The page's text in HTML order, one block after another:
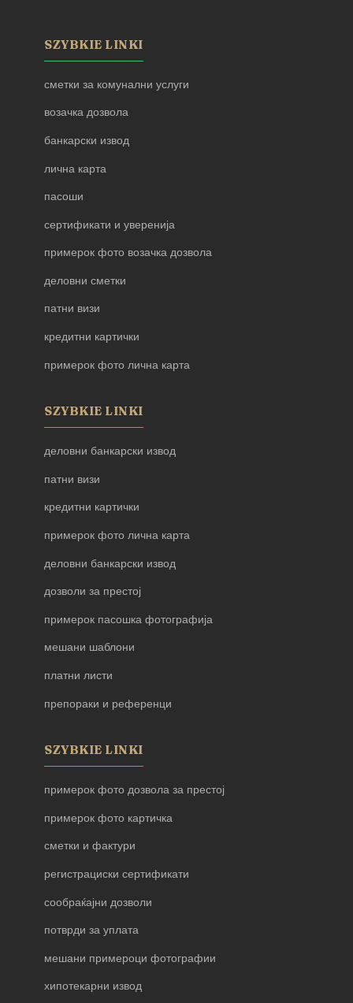
SZYBKIE LINKI
сметки за комунални услуги
возачка дозвола
банкарски извод
лична карта
пасоши
сертификати и уверенија
примерок фото возачка дозвола
деловни сметки
патни визи
кредитни картички
примерок фото лична карта
SZYBKIE LINKI
деловни банкарски извод
патни визи
кредитни картички
примерок фото лична карта
деловни банкарски извод
дозволи за престој
примерок пасошка фотографија
мешани шаблони
платни листи
препораки и референци
SZYBKIE LINKI
примерок фото дозвола за престој
примерок фото картичка
сметки и фактури
регистрациски сертификати
сообраќајни дозволи
потврди за уплата
мешани примероци фотографии
хипотекарни извод